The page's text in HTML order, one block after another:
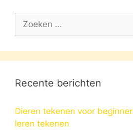
Zoek
Recente berichten
Dieren tekenen voor
leren tekenen